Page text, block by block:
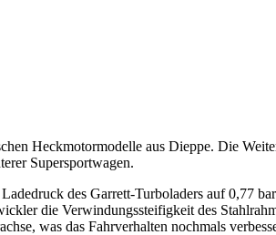
Heckmotormodelle aus Dieppe. Die
Supersportwagen.
des Garrett-Turboladers auf 0,77
die Verwindungssteifigkeit des
was das Fahrverhalten nochmals